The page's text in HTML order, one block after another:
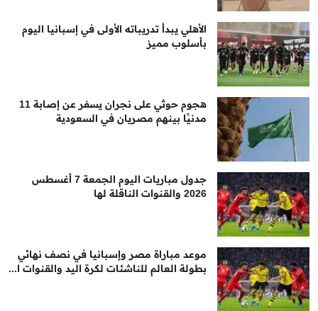
الأهلي يبدأ تدريباته الأولى في إسبانيا اليوم
بأسلوب مميز
هجوم حوثي على نجران يسفر عن إصابة 11
مدنيًا بينهم مصريان في السعودية
جدول مباريات اليوم الجمعة 7 أغسطس
2026 والقنوات الناقلة لها
موعد مباراة مصر وإسبانيا في نصف نهائي
بطولة العالم للناشئات لكرة اليد والقنوات ا...